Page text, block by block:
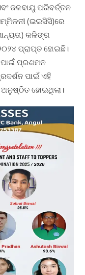
ଜଳବାୟୁ ପରିବର୍ତ୍ତନ
(ଇଇସିସି)ରେ
କଳିଙ୍ଗ
ପ୍ରାପ୍ତ ହୋଇଛି।
ପାଇଁ ପ୍ରଶମନ
ପାଇଁ ଏହି
ହୋଇଥିଲା।